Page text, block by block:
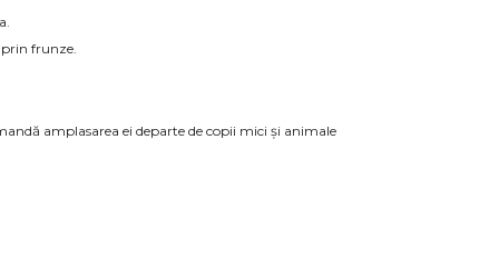
frunze.
amplasarea ei departe de copii mici și animale